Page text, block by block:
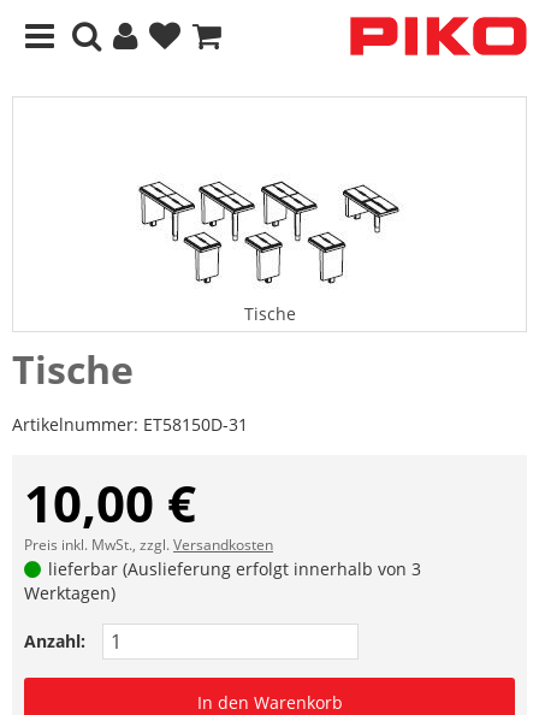
Tische
Tische
Artikelnummer: ET58150D-31
10,00 €
Preis inkl. MwSt., zzgl.Versandkosten
lieferbar (Auslieferung erfolgt innerhalb von 3
Werktagen)
Anzahl:
In den Warenkorb